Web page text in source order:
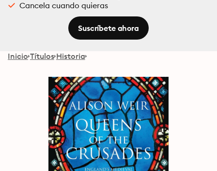
Cancela cuando quieras
Suscríbete ahora
Inicio Títulos Historia